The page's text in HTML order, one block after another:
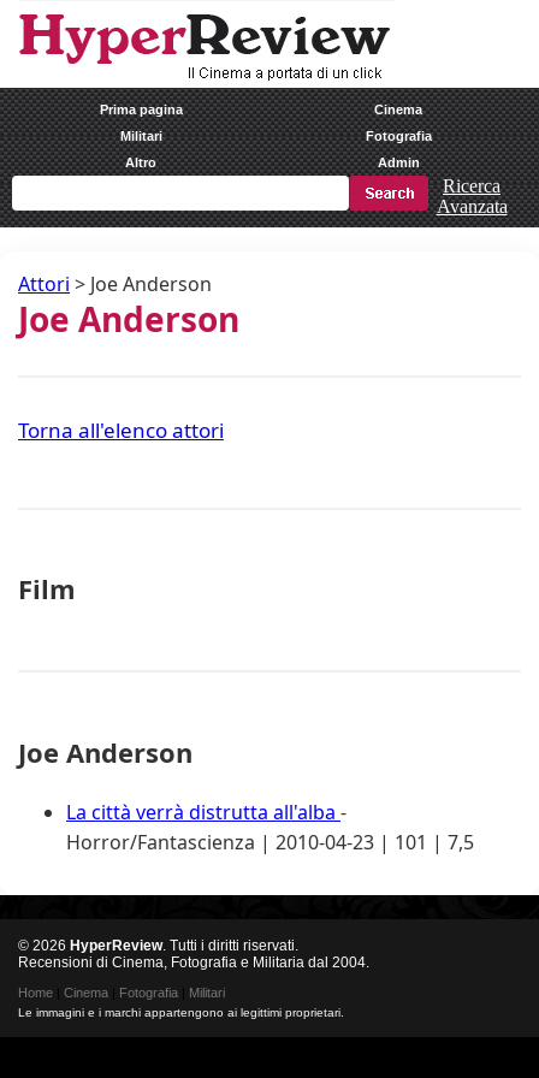
Prima pagina
Cinema
Militari
Fotografia
Altro
Admin
Ricerca
Avanzata
Attori > Joe Anderson
Joe Anderson
Torna all'elenco attori
Film
Joe Anderson
La città verrà distrutta all'alba -
Horror/Fantascienza | 2010-04-23 | 101 | 7,5
© 2026 HyperReview. Tutti i diritti riservati.
Recensioni di Cinema, Fotografia e Militaria dal 2004.
Home Cinema Fotografia Militari
Le immagini e i marchi appartengono ai legittimi proprietari.